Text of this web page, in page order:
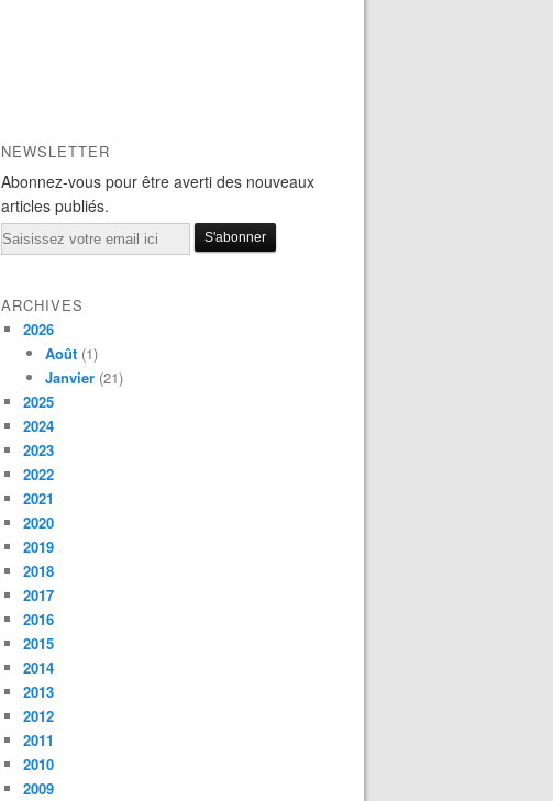
NEWSLETTER
Abonnez-vous pour être averti des nouveaux
articles publiés.
Email
ARCHIVES
2026
Août (1)
Janvier (21)
2025
2024
2023
2022
2021
2020
2019
2018
2017
2016
2015
2014
2013
2012
2011
2010
2009